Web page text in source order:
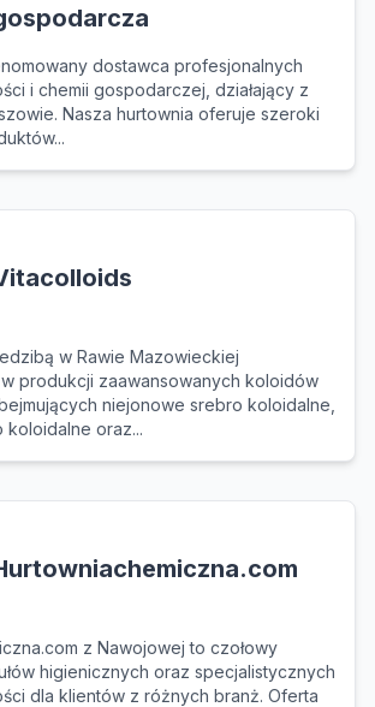
dostawca profesjonalnych
i chemii gospodarczej, działający z
Nasza hurtownia oferuje szeroki
w Rawie Mazowieckiej
produkcji zaawansowanych koloidów
niejonowe srebro koloidalne,
koloidalne oraz...
z Nawojowej to czołowy
higienicznych oraz specjalistycznych
dla klientów z różnych branż. Oferta